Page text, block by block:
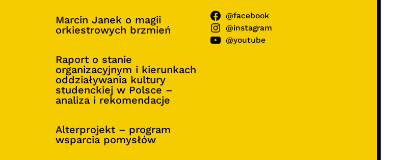
Marcin Janek o magii
orkiestrowych brzmień
Raport o stanie
organizacyjnym i kierunkach
oddziaływania kultury
studenckiej w Polsce –
analiza i rekomendacje
Alterprojekt – program
wsparcia pomysłów
@facebook
@instagram
@youtube